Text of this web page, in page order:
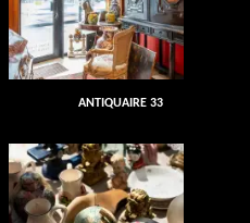
ANTIQUAIRE 33